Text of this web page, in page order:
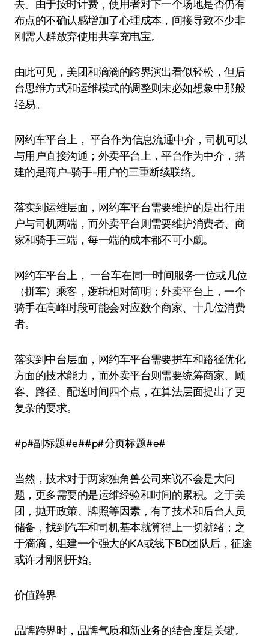
去。由于按时计费，使用者对下一个场地是否仍有
布点的不确认感增加了心理成本，间接导致不少非
刚需人群放弃使用共享充电宝。
由此可见，美团和滴滴的跨界演出看似轻松，但后
台思维方式和运维模式的调整则未必如想象中那般
轻易。
网约车平台上， 平台作为信息流通中介，司机可以
与用户直接沟通；外卖平台上，平台作为中介，搭
建的是商户-骑手-用户的三重断续联络。
落实到运维层面，网约车平台需要维护的是出行用
户与司机两端，而外卖平台则需要维护消费者、商
家和骑手三端，每一端的成本都不可小觑。
网约车平台上， 一台车在同一时间服务一位或几位
（拼车）乘客，逻辑相对简明；外卖平台上，一个
骑手在高峰时段可能会对应数个商家、十几位消费
者。
落实到中台层面，网约车平台需要拼车和路径优化
方面的技术能力，而外卖平台则需要统筹商家、顾
客、路径、配送时间四个点，在算法层面提出了更
复杂的要求。
#p#副标题#e##p#分页标题#e#
当然，技术对于两家独角兽公司来说不会是大问
题，更多需要的是运维经验和时间的累积。之于美
团，抛开政策、牌照等因素，有了技术和后台人员
储备，找到汽车和司机基本就算得上一切就绪；之
于滴滴，组建一个强大的KA或线下BD团队后，征途
或许才刚刚开始。
价值跨界
品牌跨界时，品牌气质和新业务的结合度是关键。